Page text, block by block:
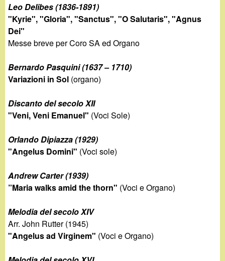
Leo Delibes (1836-1891)
"Kyrie", "Gloria", "Sanctus", "O Salutaris", "Agnus
Dei"
Messe breve per Coro SA ed Organo
Bernardo Pasquini (1637 – 1710)
Variazioni in Sol (organo)
Discanto del secolo XII
"Veni, Veni Emanuel" (Voci Sole)
Orlando Dipiazza (1929)
"Angelus Domini" (Voci sole)
Andrew Carter (1939)
”Maria walks amid the thorn" (Voci e Organo)
Melodia del secolo XIV
Arr. John Rutter (1945)
"Angelus ad Virginem" (Voci e Organo)